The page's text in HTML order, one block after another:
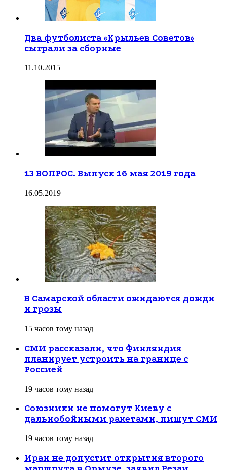
Два футболиста «Крыльев Советов»
сыграли за сборные
11.10.2015
13 ВОПРОС. Выпуск 16 мая 2019 года
16.05.2019
В Самарской области ожидаются дожди
и грозы
15 часов тому назад
СМИ рассказали, что Финляндия
планирует устроить на границе с
Россией
19 часов тому назад
Союзники не помогут Киеву с
дальнобойными ракетами, пишут СМИ
19 часов тому назад
Иран не допустит открытия второго